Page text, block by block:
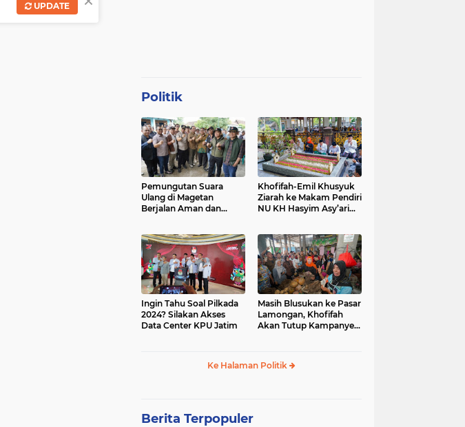
Politik
Pemungutan Suara
Ulang di Magetan
Berjalan Aman dan
Khofifah-Emil Khusyuk
Ziarah ke Makam Pendiri
NU KH Hasyim Asy’ari
Ingin Tahu Soal Pilkada
2024? Silakan Akses
Data Center KPU Jatim
Masih Blusukan ke Pasar
Lamongan, Khofifah
Akan Tutup Kampanye
Ke Halaman Politik
Berita Terpopuler
UPDATE